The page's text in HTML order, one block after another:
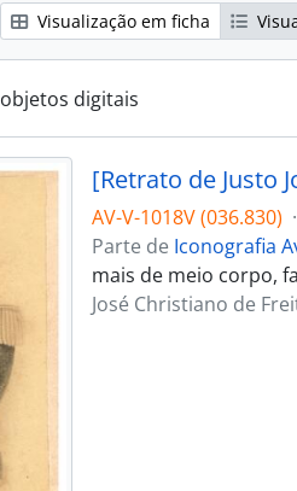
Visualização em ficha
digitais
[Retrato de Justo
AV-V-1018V (036.830) ·
Parte de Iconografia
mais de meio corpo,
José Christiano de